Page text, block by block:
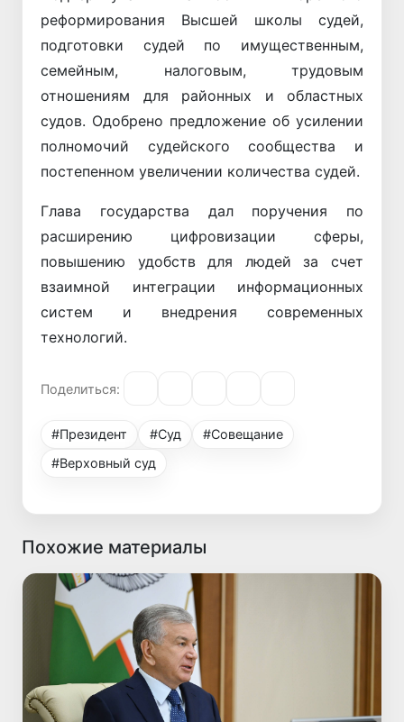
реформирования Высшей школы судей,
подготовки судей по имущественным,
семейным, налоговым, трудовым
отношениям для районных и областных
судов. Одобрено предложение об усилении
полномочий судейского сообщества и
постепенном увеличении количества судей.
Глава государства дал поручения по
расширению цифровизации сферы,
повышению удобств для людей за счет
взаимной интеграции информационных
систем и внедрения современных
технологий.
Поделиться:
#Президент #Суд
#Совещание
#Верховный суд
Похожие материалы